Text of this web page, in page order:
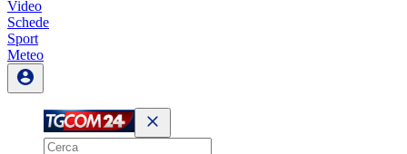
Video
Schede
Sport
Meteo